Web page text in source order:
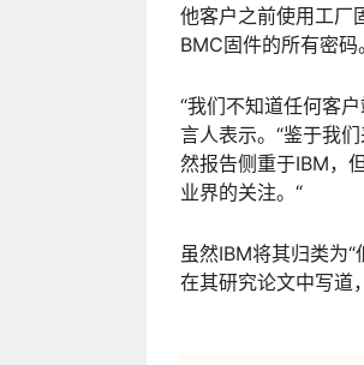
他客户之前使用工厂
BMC固件的所有密码。
“我们不知道任何客
言人表示。“鉴于我
然报告侧重于IBM，
业界的关注。“
虽然IBM将其归类为
在其研究论文中写道